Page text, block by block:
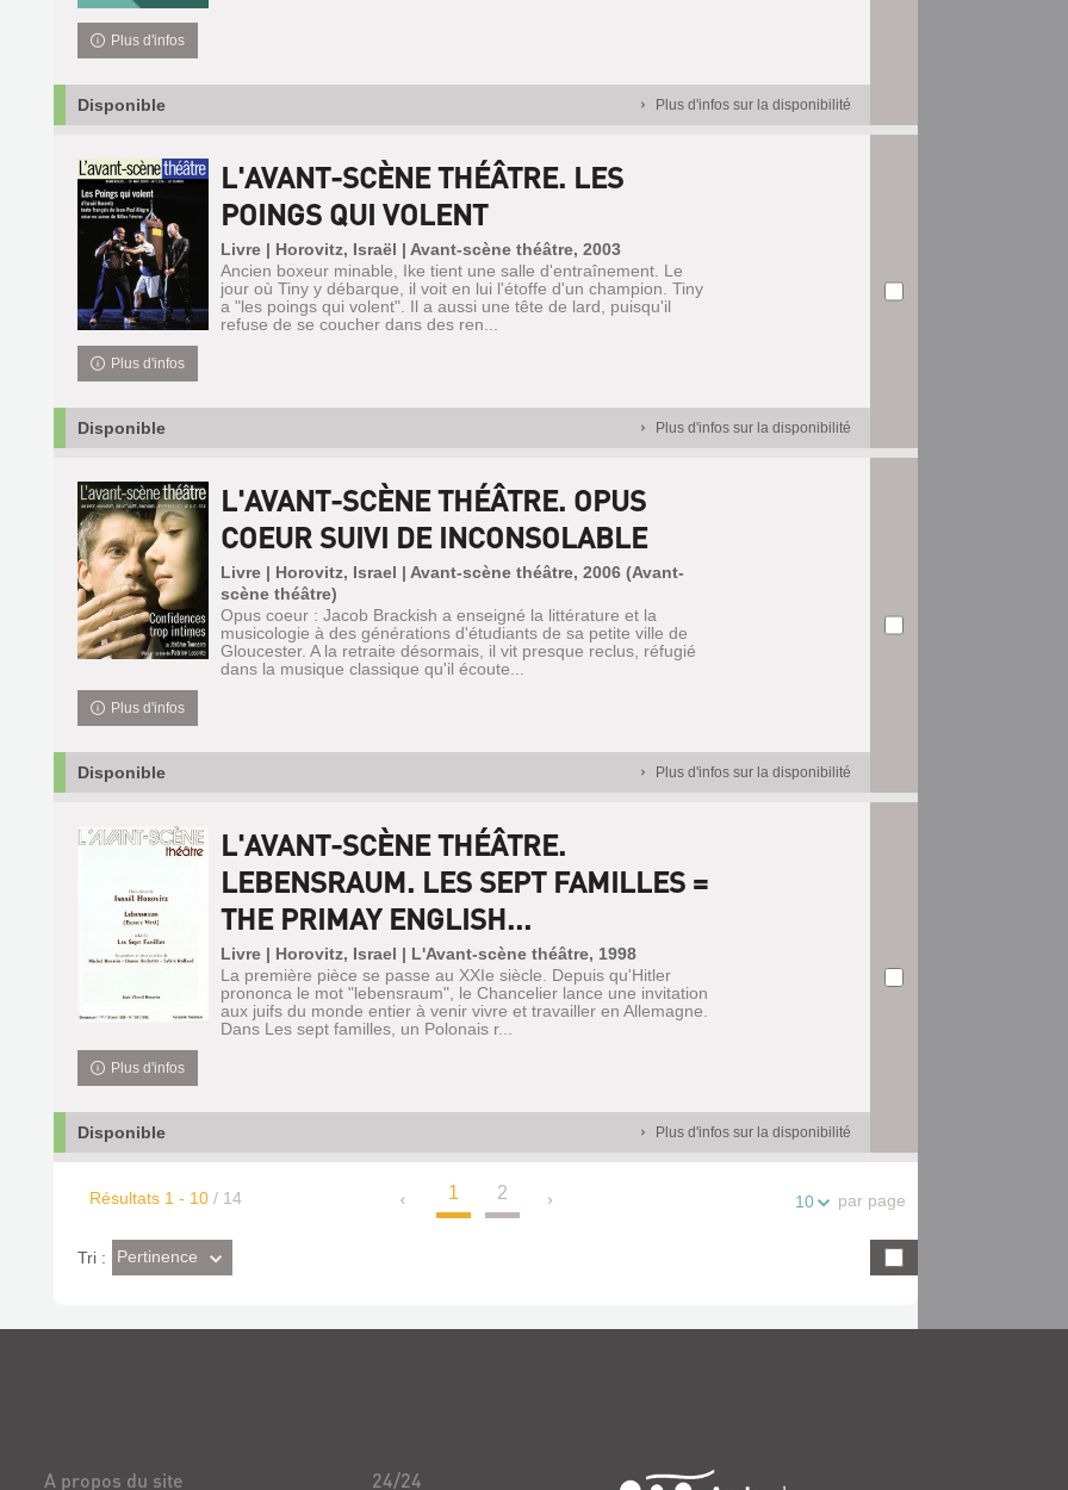
Plus d'infos
Disponible Plus d'infos sur la disponibilité
L'AVANT-SCÈNE THÉÂTRE. LES
POINGS QUI VOLENT
Livre | Horovitz, Israël | Avant-scène théâtre, 2003
Ancien boxeur minable, Ike tient une salle d'entraînement. Le
jour où Tiny y débarque, il voit en lui l'étoffe d'un champion. Tiny
a "les poings qui volent". Il a aussi une tête de lard, puisqu'il
refuse de se coucher dans des ren...
Plus d'infos
Disponible Plus d'infos sur la disponibilité
L'AVANT-SCÈNE THÉÂTRE. OPUS
COEUR SUIVI DE INCONSOLABLE
Livre | Horovitz, Israel | Avant-scène théâtre, 2006 (Avant-
scène théâtre)
Opus coeur : Jacob Brackish a enseigné la littérature et la
musicologie à des générations d'étudiants de sa petite ville de
Gloucester. A la retraite désormais, il vit presque reclus, réfugié
dans la musique classique qu'il écoute...
Plus d'infos
Disponible Plus d'infos sur la disponibilité
L'AVANT-SCÈNE THÉÂTRE.
LEBENSRAUM. LES SEPT FAMILLES =
THE PRIMAY ENGLISH...
Livre | Horovitz, Israel | L'Avant-scène théâtre, 1998
La première pièce se passe au XXIe siècle. Depuis qu'Hitler
prononca le mot "lebensraum", le Chancelier lance une invitation
aux juifs du monde entier à venir vivre et travailler en Allemagne.
Dans Les sept familles, un Polonais r...
Plus d'infos
Disponible Plus d'infos sur la disponibilité
Résultats 1 - 10 / 14 1 2 10 par page
Tri :(Effet
imédiat)
Pertinence
A propos du site 24/24